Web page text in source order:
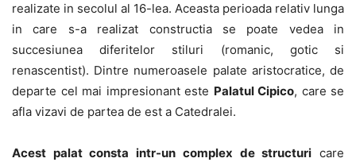
realizate in secolul al 16-lea. Aceasta perioada relativ lunga
in care s-a realizat constructia se poate vedea in
succesiunea diferitelor stiluri (romanic, gotic si
renascentist). Dintre numeroasele palate aristocratice, de
departe cel mai impresionant este Palatul Cipico, care se
afla vizavi de partea de est a Catedralei.
Acest palat consta intr-un complex de structuri care